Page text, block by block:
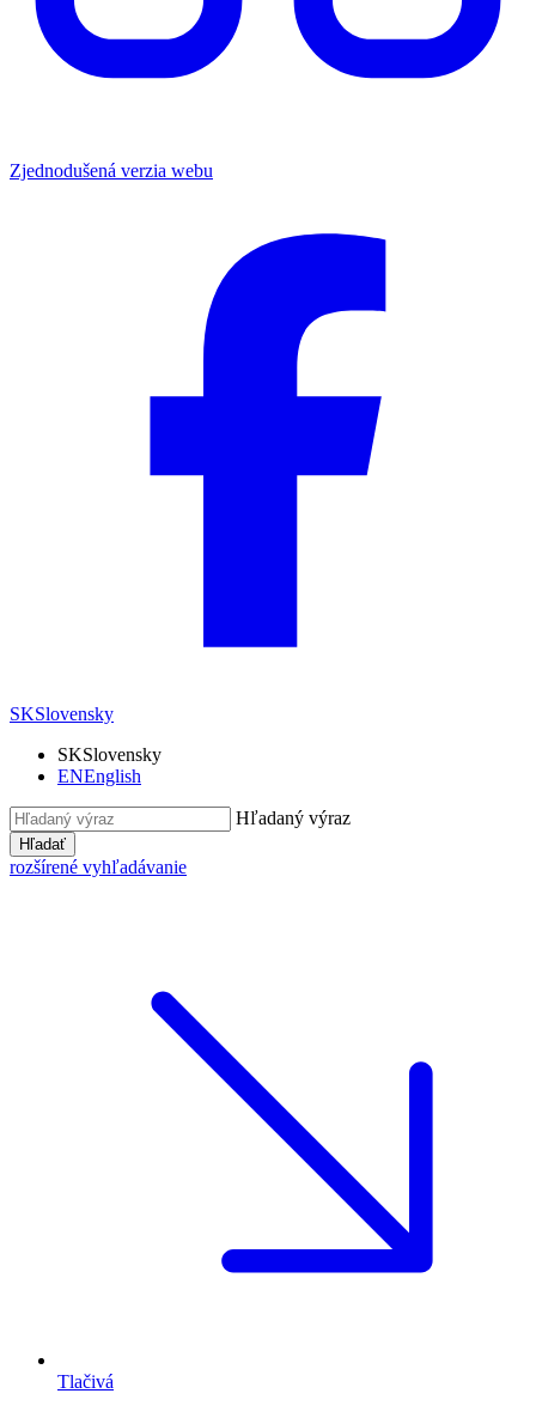
Zjednodušená verzia webu
SKSlovensky
SKSlovensky
ENEnglish
Hľadaný výraz
Hľadať
rozšírené vyhľadávanie
Tlačivá